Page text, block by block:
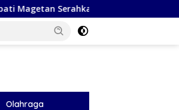
PT Taspen Untuk Ahli Waris
Olahraga